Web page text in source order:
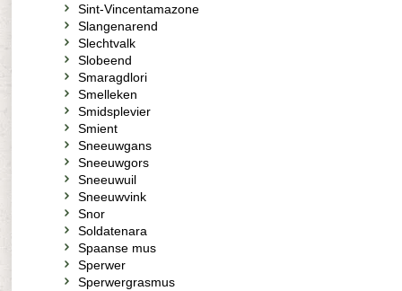
Sint-Vincentamazone
Slangenarend
Slechtvalk
Slobeend
Smaragdlori
Smelleken
Smidsplevier
Smient
Sneeuwgans
Sneeuwgors
Sneeuwuil
Sneeuwvink
Snor
Soldatenara
Spaanse mus
Sperwer
Sperwergrasmus